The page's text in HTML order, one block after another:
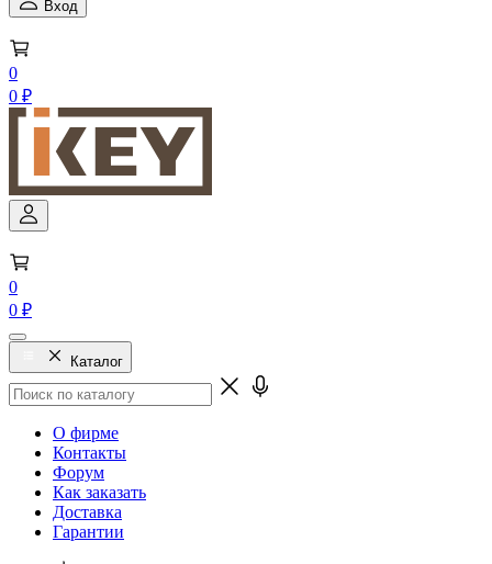
Вход
0
0 ₽
0
0 ₽
Каталог
О фирме
Контакты
Форум
Как заказать
Доставка
Гарантии